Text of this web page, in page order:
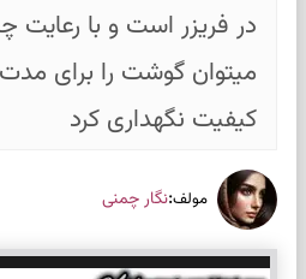
در فریزر است و با رعایت
میتوان گوشت را برای
کیفیت نگهداری کرد
مولف:نگار چمنی